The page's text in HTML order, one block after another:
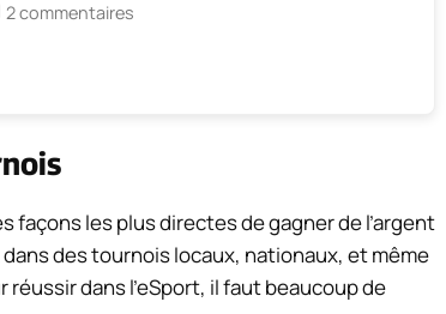
2 commentaires
façons les plus directes de gagner de l’argent
des tournois locaux, nationaux, et même
dans l’eSport, il faut beaucoup de